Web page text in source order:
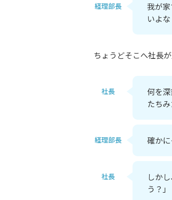
経理部長
我が
いよな
ちょうどそこへ社長
社長
何を
たち
経理部長 確か
社長
しか
う？」